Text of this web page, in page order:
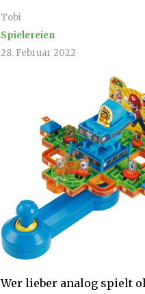
Tobi
Spielereien
28. Februar 2022
Wer lieber analog spielt